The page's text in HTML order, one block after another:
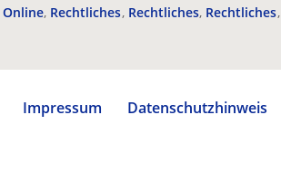
Online Rechtliches Rechtliches Rechtliches
Impressum
Datenschutzhinweis